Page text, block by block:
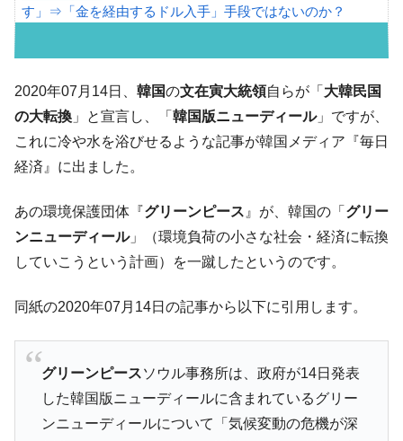
す」⇒「金を経由するドル入手」手段ではないのか？
ル」まで拡大 ⇒ 海外資金の動きに強く左右される状態
『Money1』
韓国･帰ってきた李在明。李在明を支持しな
い「50.5％」に上昇
『Money1』
韓国大統領府ボンクラ政策室長が告発され
た ⇒ 国家が行った恐るべき株価操作であり、空前の国政壟
『Money1』
韓国･警察職員が「丸刈りになって抗議活
動」
『Money1』
中国だけが鉄鋼輸出を異常増加させる ⇒ 中
『Money1』
韓国製造業「半導体絶好調」のウラで他業
『Money1』
ン』1人当たり賠償10万ウォンを認定 ⇒ 総額3兆7,000億
『Money1』 韓国で猛暑。南東部では干ばつ
『Money1』
2020年07月14日、 韓国の文在寅大統領自らが「 大韓民国
の大転換 」と宣言し、「 韓国版ニューディール」ですが、
これに冷や水を浴びせるような記事が韓国メディア『毎日
経済』に出ました。
あの環境保護団体『グリーンピース 』が、韓国の「 グリー
ンニューディール」（環境負荷の小さな社会・経済に転換
していこうという計画）を一蹴したというのです。
同紙の2020年07月14日の記事から以下に引用します。
グリーンピースソウル事務所は、政府が14日発表
した韓国版ニューディールに含まれているグリー
ンニューディールについて「気候変動の危機が深